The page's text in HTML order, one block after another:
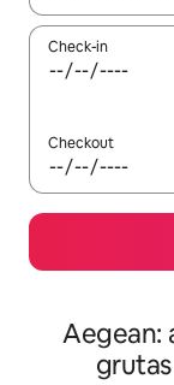
Check-in
Checkout
Aegean: